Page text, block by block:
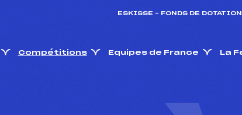
ESKISSE – FONDS DE DOTATION
Compétitions Equipes de France La